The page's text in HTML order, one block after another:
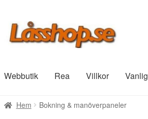
Hoppa
till
Hoppa
till
Webbutik Rea Villkor
Hem Bokning & manöverpaneler